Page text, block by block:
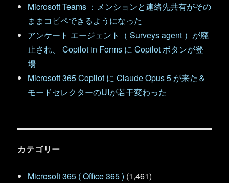
Microsoft Teams ：メンションと連絡先共有がその
ままコピペできるようになった
アンケート エージェント（ Surveys agent ）が廃
止され、 Copilot in Forms に Copilot ボタンが登
場
Microsoft 365 Copilot に Claude Opus 5 が来た＆
モードセレクターのUIが若干変わった
カテゴリー
Microsoft 365 ( Office 365 ) (1,461)